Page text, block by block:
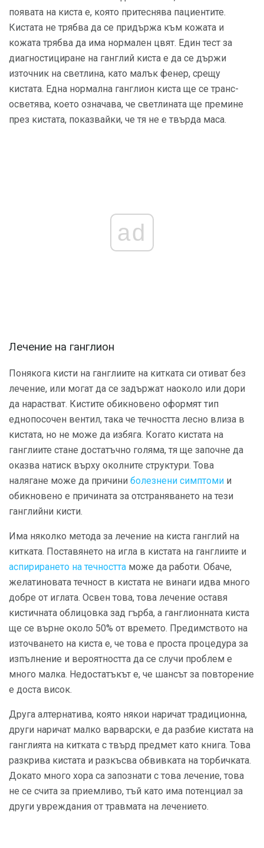
появата на киста е, която притеснява пациентите.
Кистата не трябва да се придържа към кожата и
кожата трябва да има нормален цвят. Един тест за
диагностициране на ганглий киста е да се държи
източник на светлина, като малък фенер, срещу
кистата. Една нормална ганглион киста ще се транс-
осветява, което означава, че светлината ще премине
през кистата, показвайки, че тя не е твърда маса.
ad
Лечение на ганглион
Понякога кисти на ганглиите на китката си отиват без
лечение, или могат да се задържат наоколо или дори
да нарастват. Кистите обикновено оформят тип
еднопосочен вентил, така че течността лесно влиза в
кистата, но не може да избяга. Когато кистата на
ганглиите стане достатъчно голяма, тя ще започне да
оказва натиск върху околните структури. Това
налягане може да причини болезнени симптоми и
обикновено е причината за отстраняването на тези
ганглийни кисти.
Има няколко метода за лечение на киста ганглий на
китката. Поставянето на игла в кистата на ганглиите и
аспирирането на течността може да работи. Обаче,
желатиновата течност в кистата не винаги идва много
добре от иглата. Освен това, това лечение оставя
кистичната облицовка зад гърба, а ганглионната киста
ще се върне около 50% от времето. Предимството на
източването на киста е, че това е проста процедура за
изпълнение и вероятността да се случи проблем е
много малка. Недостатъкът е, че шансът за повторение
е доста висок.
Друга алтернатива, която някои наричат ​​традиционна,
други наричат ​​малко варварски, е да разбие кистата на
ганглията на китката с твърд предмет като книга. Това
разкрива кистата и разкъсва обвивката на торбичката.
Докато много хора са запознати с това лечение, това
не се счита за приемливо, тъй като има потенциал за
други увреждания от травмата на лечението.